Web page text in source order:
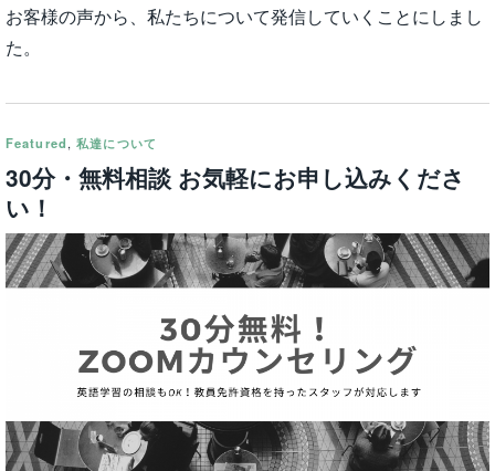
お客様の声から、私たちについて発信していくことにしまし
た。
Featured,私達について
30分・無料相談 お気軽にお申し込みくださ
い！